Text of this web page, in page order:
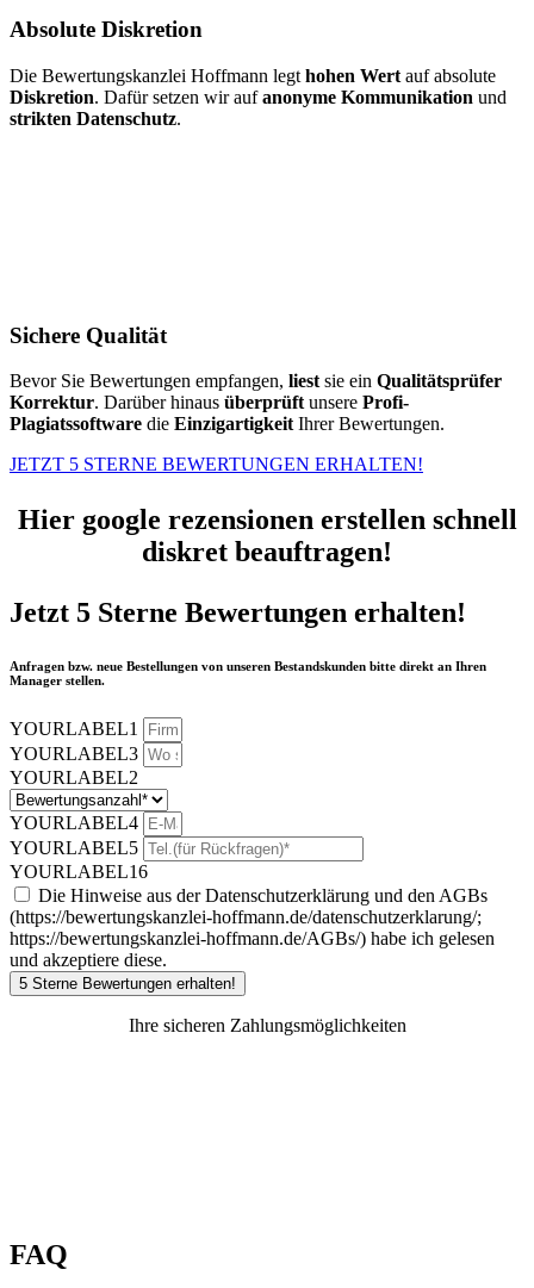
Absolute Diskretion
Die Bewertungskanzlei Hoffmann legt hohen Wert auf absolute
Diskretion. Dafür setzen wir aufanonyme Kommunikation und
strikten Datenschutz.
Sichere Qualität
Bevor Sie Bewertungen empfangen, liest sie ein Qualitätsprüfer
Korrektur. Darüber hinaus überprüft unsere Profi-
Plagiatssoftware die Einzigartigkeit Ihrer Bewertungen.
JETZT 5 STERNE BEWERTUNGEN ERHALTEN!
Hier google rezensionen erstellen schnell
diskret beauftragen!
Jetzt 5 Sterne Bewertungen erhalten!
Anfragen bzw. neue Bestellungen von unseren Bestandskunden bitte direkt an Ihren
Manager stellen.
YOURLABEL1
YOURLABEL3
YOURLABEL2
YOURLABEL4
YOURLABEL5
YOURLABEL16
Die Hinweise aus der Datenschutzerklärung und den AGBs
(https://bewertungskanzlei-hoffmann.de/datenschutzerklarung/;
https://bewertungskanzlei-hoffmann.de/AGBs/) habe ich gelesen
und akzeptiere diese.
5 Sterne Bewertungen erhalten!
Ihre sicheren Zahlungsmöglichkeiten
FAQ